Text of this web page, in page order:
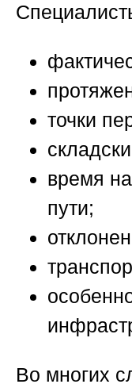
точки
время
пути;
Во многих